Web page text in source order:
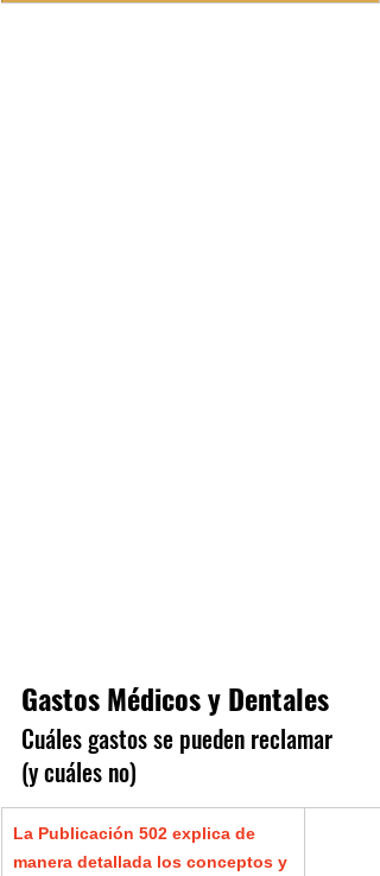
Gastos Médicos y Dentales
Cuáles gastos se pueden reclamar
(y cuáles no)
La Publicación 502 explica de
manera detallada los conceptos y